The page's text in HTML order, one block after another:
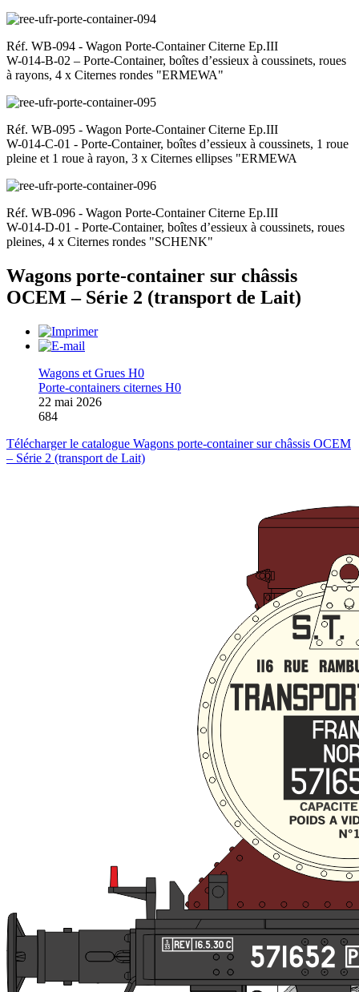
Réf. WB-094 - Wagon Porte-Container Citerne Ep.III
W-014-B-02 – Porte-Container, boîtes d’essieux à coussinets, roues
à rayons, 4 x Citernes rondes "ERMEWA"
Réf. WB-095 - Wagon Porte-Container Citerne Ep.III
W-014-C-01 - Porte-Container, boîtes d’essieux à coussinets, 1 roue
pleine et 1 roue à rayon, 3 x Citernes ellipses "ERMEWA
Réf. WB-096 - Wagon Porte-Container Citerne Ep.III
W-014-D-01 - Porte-Container, boîtes d’essieux à coussinets, roues
pleines, 4 x Citernes rondes "SCHENK"
Wagons porte-container sur châssis
OCEM – Série 2 (transport de Lait)
Wagons et Grues H0
Porte-containers citernes H0
22 mai 2026
684
Télécharger le catalogue Wagons porte-container sur châssis OCEM
– Série 2 (transport de Lait)